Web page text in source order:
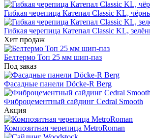
Гибкая черепица Катепал Classic KL,
Гибкая черепица Катепал Classic KL,
Хит продаж
Белтермо Топ 25 мм шип-паз
Под заказ
Фасадные панели Döcke-R Berg
Фиброцементный сайдинг Cedral Smooth
Акция
Композитная черепица MetroRoman